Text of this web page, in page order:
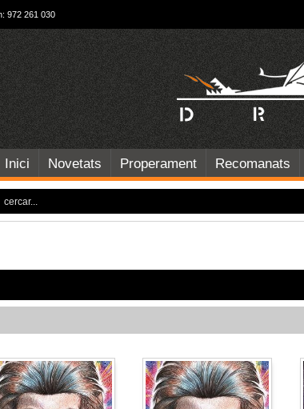
972 261 030
Inici Novetats Properament Recomanats